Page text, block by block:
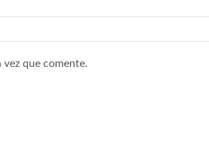
que comente.